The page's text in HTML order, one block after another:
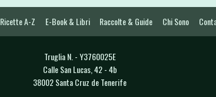
Ricette A-Z E-Book & Libri Raccolte & Guide Chi Sono
Truglia N. - Y3760025E
Calle San Lucas, 42 - 4b
38002 Santa Cruz de Tenerife